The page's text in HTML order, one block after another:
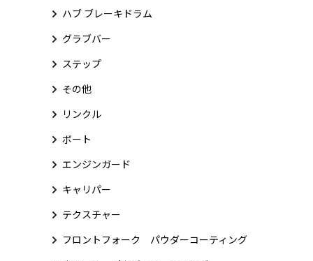
ハブ ブレーキドラム
グラブバー
ステップ
その他
リンクル
ボート
エンジンガード
キャリパー
テクスチャー
フロントフォーク パウダーコーティング